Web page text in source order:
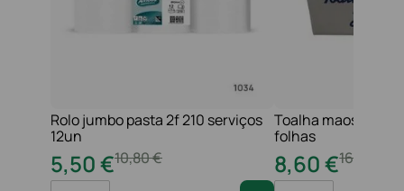
Rolo jumbo pasta 2f 210 serviços
12un
10,80€
5,50€
Toalha maos 2f
folhas
16
8,60€